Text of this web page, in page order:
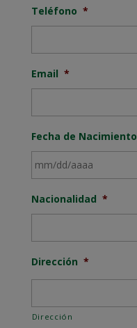
Teléfono *
Email *
Fecha de Nacimiento
barra
barra
AAAA
Nacionalidad *
Dirección *
Dirección